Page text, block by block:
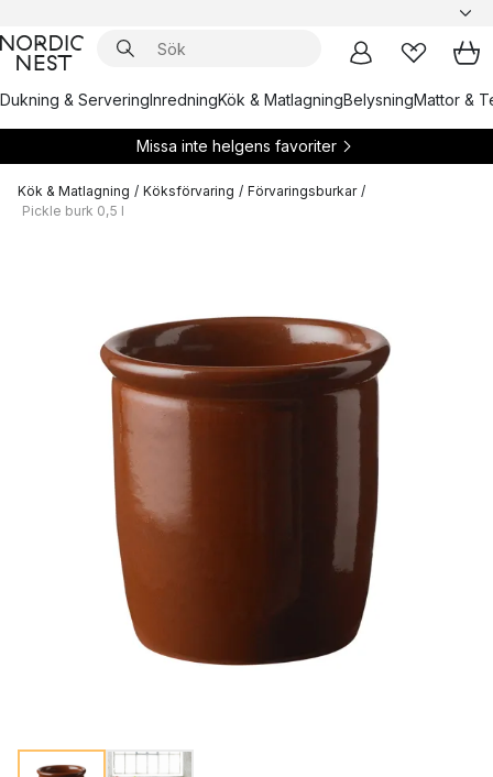
Dukning & ServeringInredningKök & MatlagningBelysningMattor &
Missa inte helgens favoriter
Kök & Matlagning / Köksförvaring / Förvaringsburkar /
Pickle burk 0,5 l